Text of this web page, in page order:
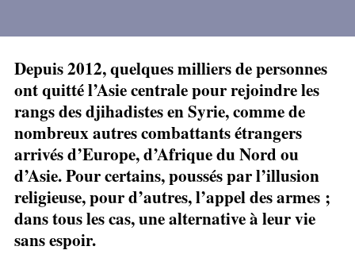
Depuis 2012, quelques milliers de personnes
ont quitté l’Asie centrale pour rejoindre les
rangs des djihadistes en Syrie, comme de
nombreux autres combattants étrangers
arrivés d’Europe, d’Afrique du Nord ou
d’Asie. Pour certains, poussés par l’illusion
religieuse, pour d’autres, l’appel des armes ;
dans tous les cas, une alternative à leur vie
sans espoir.